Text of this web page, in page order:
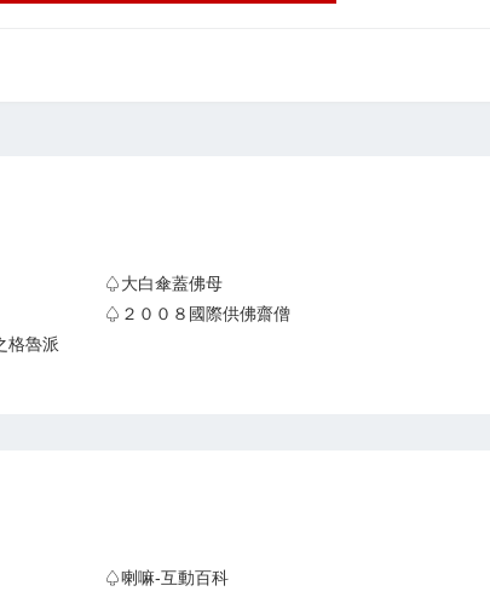
♤大白傘蓋佛母
♤２００８國際供佛齋僧
格魯派
♤喇嘛-互動百科